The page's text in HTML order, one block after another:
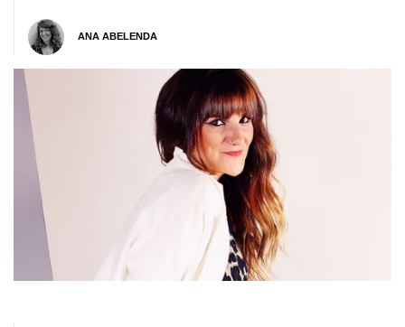
ANA ABELENDA